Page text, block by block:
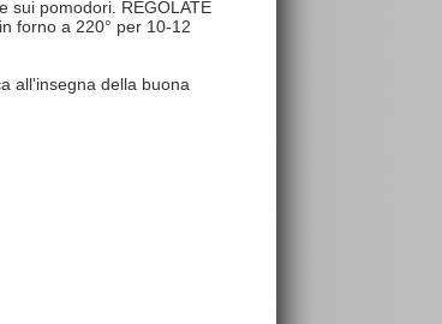
sui pomodori. REGOLATE
forno a 220° per 10-12
all'insegna della buona